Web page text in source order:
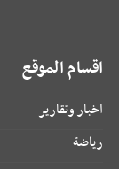
اقسام الموقع
اخبار وتقارير
رياضة